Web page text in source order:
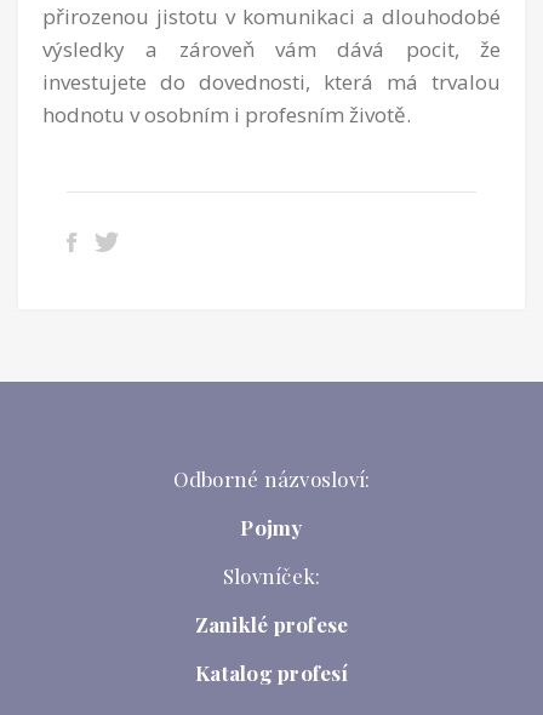
přirozenou jistotu v komunikaci a dlouhodobé
výsledky a zároveň vám dává pocit, že
investujete do dovednosti, která má trvalou
hodnotu v osobním i profesním životě.
Odborné názvosloví:
Pojmy
Slovníček:
Zaniklé profese
Katalog profesí